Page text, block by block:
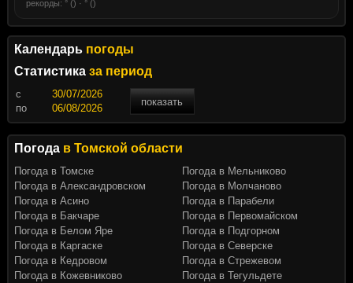
рекорды: ° () · ° ()
Календарь погоды
Статистика за период
c
показать
по
Погода в Томской области
Погода в Томске
Погода в Александровском
Погода в Асино
Погода в Бакчаре
Погода в Белом Яре
Погода в Каргаске
Погода в Кедровом
Погода в Кожевниково
Погода в Мельниково
Погода в Молчаново
Погода в Парабели
Погода в Первомайском
Погода в Подгорном
Погода в Северске
Погода в Стрежевом
Погода в Тегульдете